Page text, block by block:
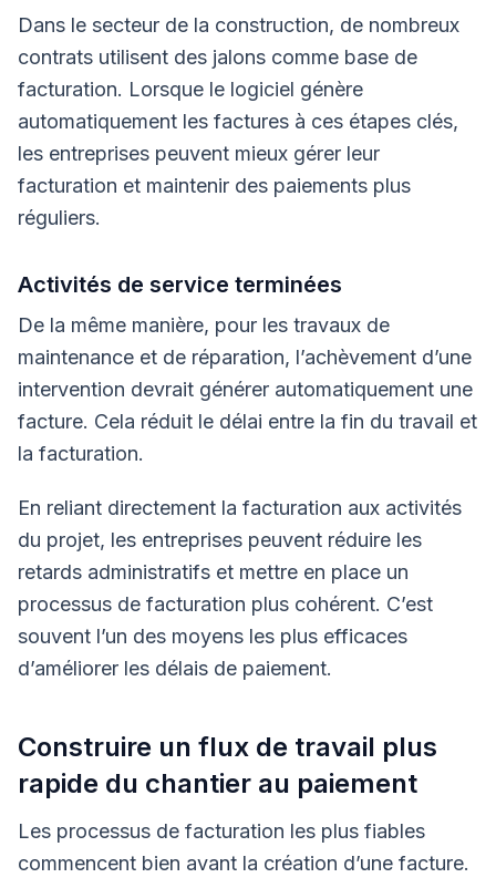
Dans le secteur de la construction, de nombreux
contrats utilisent des jalons comme base de
facturation. Lorsque le logiciel génère
automatiquement les factures à ces étapes clés,
les entreprises peuvent mieux gérer leur
facturation et maintenir des paiements plus
réguliers.
Activités de service terminées
De la même manière, pour les travaux de
maintenance et de réparation, l’achèvement d’une
intervention devrait générer automatiquement une
facture. Cela réduit le délai entre la fin du travail et
la facturation.
En reliant directement la facturation aux activités
du projet, les entreprises peuvent réduire les
retards administratifs et mettre en place un
processus de facturation plus cohérent. C’est
souvent l’un des moyens les plus efficaces
d’améliorer les délais de paiement.
Construire un flux de travail plus
rapide du chantier au paiement
Les processus de facturation les plus fiables
commencent bien avant la création d’une facture.